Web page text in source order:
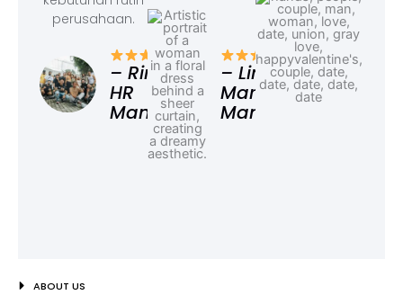
perusahaan.
– Rina,
HR
Manager
– Linda,
Marketing
Manager
ABOUT US